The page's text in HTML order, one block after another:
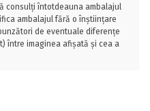
consulți întotdeauna ambalajul
ambalajul fără o înștiințare
de eventuale diferențe
între imaginea afișată și cea a